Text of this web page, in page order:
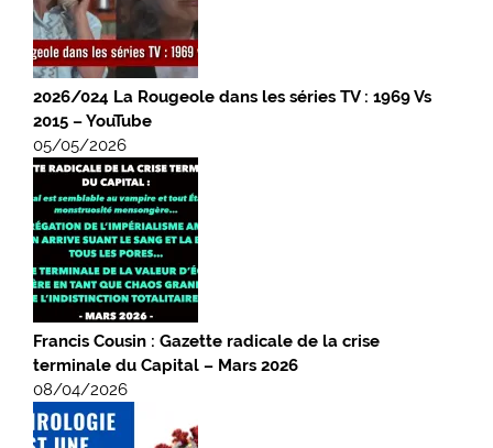
2026/024 La Rougeole dans les séries TV : 1969 Vs
2015 – YouTube
05/05/2026
Francis Cousin : Gazette radicale de la crise
terminale du Capital – Mars 2026
08/04/2026